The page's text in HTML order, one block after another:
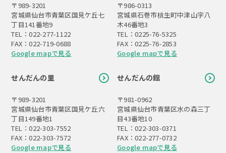
〒989-3201
宮城県仙台市青葉区国見ケ丘七
丁目141番地9
TEL：022-277-1122
FAX：022-719-0688
Google mapで見る
〒986-0313
宮城県石巻市桃生町中津山字八
木46番地3
TEL：0225-76-5325
FAX：0225-76-2853
Google mapで見る
せんだんの里
〒989-3201
宮城県仙台市青葉区国見ケ丘六
丁目149番地1
TEL：022-303-7552
FAX：022-303-7572
Google mapで見る
せんだんの館
〒981-0962
宮城県仙台市青葉区水の森三丁
目43番地10
TEL：022-303-0371
FAX：022-277-0732
Google mapで見る